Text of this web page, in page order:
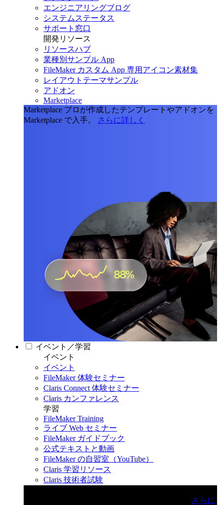
エンジニアリングブログ
システムステータス
サポート窓口
開発リソース
リソースハブ
業種別サンプル App
FileMaker カスタム App 専用アイコン素材集
レイアウトテーマサンプル
アドオン
Marketplace
Marketplace プロが作成したテンプレートやアドオンを
Marketplace で入手。
さらに詳しく
イベント／学習
イベント
イベント
FileMaker 体験セミナー
Claris Connect 体験セミナー
Claris カンファレンス
学習
FileMaker Training
ライブ Web セミナー
FileMaker ガイドブック
公式テキストと動画
FileMaker の自習室（YouTube）
Claris 学習リソース
Claris 技術者試験
さらに